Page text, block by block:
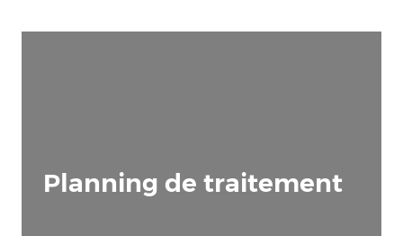
Planning de traitement